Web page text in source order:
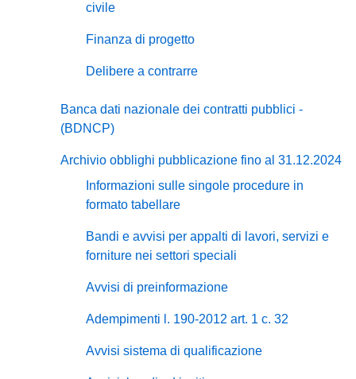
civile
Finanza di progetto
Delibere a contrarre
Banca dati nazionale dei contratti pubblici -
(BDNCP)
Archivio obblighi pubblicazione fino al 31.12.2024
Informazioni sulle singole procedure in
formato tabellare
Bandi e avvisi per appalti di lavori, servizi e
forniture nei settori speciali
Avvisi di preinformazione
Adempimenti l. 190-2012 art. 1 c. 32
Avvisi sistema di qualificazione